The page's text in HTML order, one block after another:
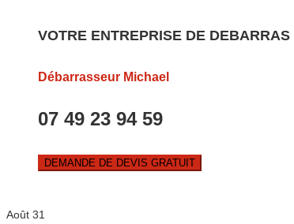
VOTRE ENTREPRISE DE DEBARRAS
Débarrasseur Michael
07 49 23 94 59
DEMANDE DE DEVIS GRATUIT
Août 31